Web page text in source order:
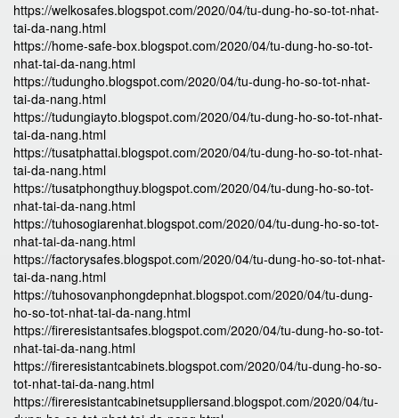
https://welkosafes.blogspot.com/2020/04/tu-dung-ho-so-tot-nhat-
tai-da-nang.html
https://home-safe-box.blogspot.com/2020/04/tu-dung-ho-so-tot-
nhat-tai-da-nang.html
https://tudungho.blogspot.com/2020/04/tu-dung-ho-so-tot-nhat-
tai-da-nang.html
https://tudungiayto.blogspot.com/2020/04/tu-dung-ho-so-tot-nhat-
tai-da-nang.html
https://tusatphattai.blogspot.com/2020/04/tu-dung-ho-so-tot-nhat-
tai-da-nang.html
https://tusatphongthuy.blogspot.com/2020/04/tu-dung-ho-so-tot-
nhat-tai-da-nang.html
https://tuhosogiarenhat.blogspot.com/2020/04/tu-dung-ho-so-tot-
nhat-tai-da-nang.html
https://factorysafes.blogspot.com/2020/04/tu-dung-ho-so-tot-nhat-
tai-da-nang.html
https://tuhosovanphongdepnhat.blogspot.com/2020/04/tu-dung-
ho-so-tot-nhat-tai-da-nang.html
https://fireresistantsafes.blogspot.com/2020/04/tu-dung-ho-so-tot-
nhat-tai-da-nang.html
https://fireresistantcabinets.blogspot.com/2020/04/tu-dung-ho-so-
tot-nhat-tai-da-nang.html
https://fireresistantcabinetsuppliersand.blogspot.com/2020/04/tu-